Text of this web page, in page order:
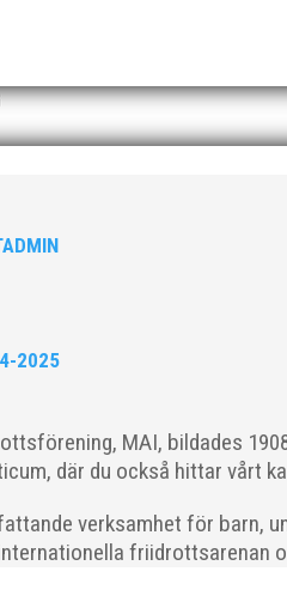
2025
MAI, bildades
där du också hittar vårt
verksamhet för barn,
friidrottsarenan
vår uppskattade friidrottsskola
v.25 (17-20 juni) v.26 (24-28
infann sig till årsmötet som